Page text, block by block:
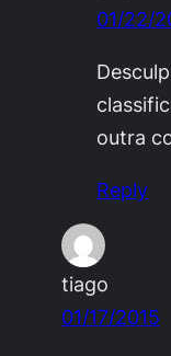
01/22/
outra
Reply
tiago
01/17/2015